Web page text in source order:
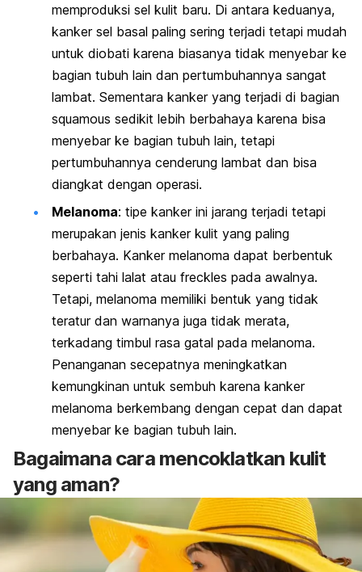
memproduksi sel kulit baru. Di antara keduanya,
kanker sel basal paling sering terjadi tetapi mudah
untuk diobati karena biasanya tidak menyebar ke
bagian tubuh lain dan pertumbuhannya sangat
lambat. Sementara kanker yang terjadi di bagian
squamous sedikit lebih berbahaya karena bisa
menyebar ke bagian tubuh lain, tetapi
pertumbuhannya cenderung lambat dan bisa
diangkat dengan operasi.
Melanoma: tipe kanker ini jarang terjadi tetapi
merupakan jenis kanker kulit yang paling
berbahaya. Kanker melanoma dapat berbentuk
seperti tahi lalat atau freckles pada awalnya.
Tetapi, melanoma memiliki bentuk yang tidak
teratur dan warnanya juga tidak merata,
terkadang timbul rasa gatal pada melanoma.
Penanganan secepatnya meningkatkan
kemungkinan untuk sembuh karena kanker
melanoma berkembang dengan cepat dan dapat
menyebar ke bagian tubuh lain.
Bagaimana cara mencoklatkan kulit
yang aman?